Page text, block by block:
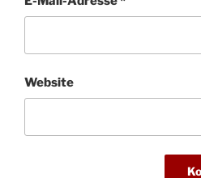
Website